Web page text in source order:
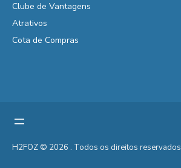
Clube de Vantagens
Atrativos
Cota de Compras
H2FOZ © 2026 . Todos os direitos reservados